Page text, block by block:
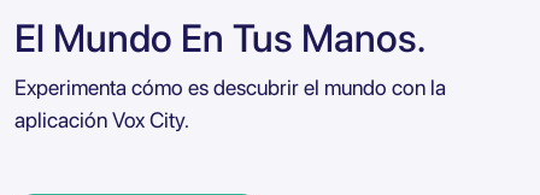
El Mundo En Tus Manos.
Experimenta cómo es descubrir el mundo con la
aplicación Vox City.